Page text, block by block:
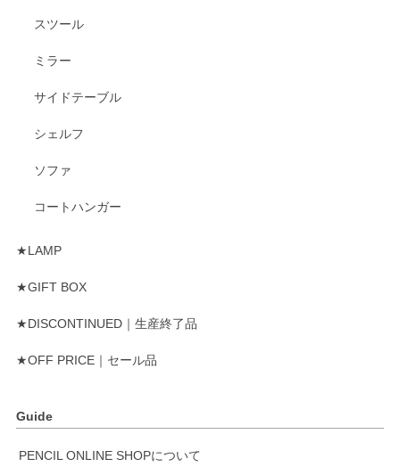
スツール
ミラー
サイドテーブル
シェルフ
ソファ
コートハンガー
★LAMP
★GIFT BOX
★DISCONTINUED｜生産終了品
★OFF PRICE｜セール品
Guide
PENCIL ONLINE SHOPについて